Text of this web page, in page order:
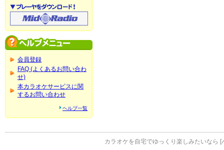
会員登録
FAQ (よくあるお問い合わ
せ)
本カラオケサービスに関
するお問い合わせ
ヘルプ一覧
カラオケを自宅でゆっくり楽しみたいなら [